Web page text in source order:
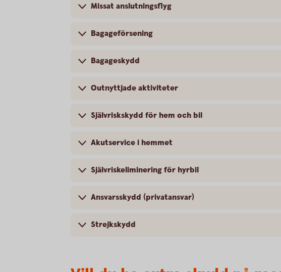
Missat anslutningsflyg
Bagageförsening
Bagageskydd
Outnyttjade aktiviteter
Självriskskydd för hem och bil
Akutservice i hemmet
Självriskeliminering för hyrbil
Ansvarsskydd (privatansvar)
Strejkskydd